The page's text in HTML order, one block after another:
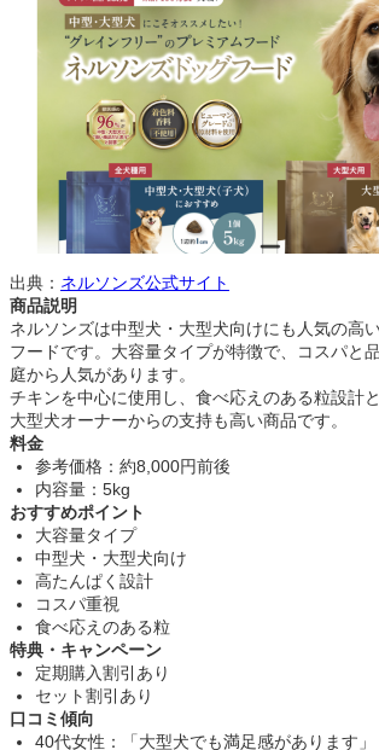
出典： ネルソンズ公式サイト
商品説明
ネルソンズは中型犬・大型犬向けにも人気の高
フードです。大容量タイプが特徴で、コスパと
庭から人気があります。
チキンを中心に使用し、食べ応えのある粒設計
大型犬オーナーからの支持も高い商品です。
料金
参考価格：約8,000円前後
内容量：5kg
おすすめポイント
大容量タイプ
中型犬・大型犬向け
高たんぱく設計
コスパ重視
食べ応えのある粒
特典・キャンペーン
定期購入割引あり
セット割引あり
口コミ傾向
40代女性：「大型犬でも満足感があります」